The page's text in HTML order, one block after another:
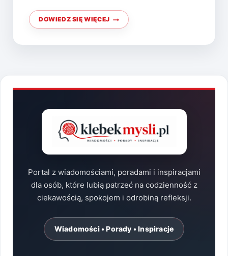
DOWIEDZ SIĘ WIĘCEJ
PALENIE
–
WYJŚCIA?
Portal z wiadomościami, poradami i inspiracjami
dla osób, które lubią patrzeć na codzienność z
ciekawością, spokojem i odrobiną refleksji.
Wiadomości • Porady • Inspiracje